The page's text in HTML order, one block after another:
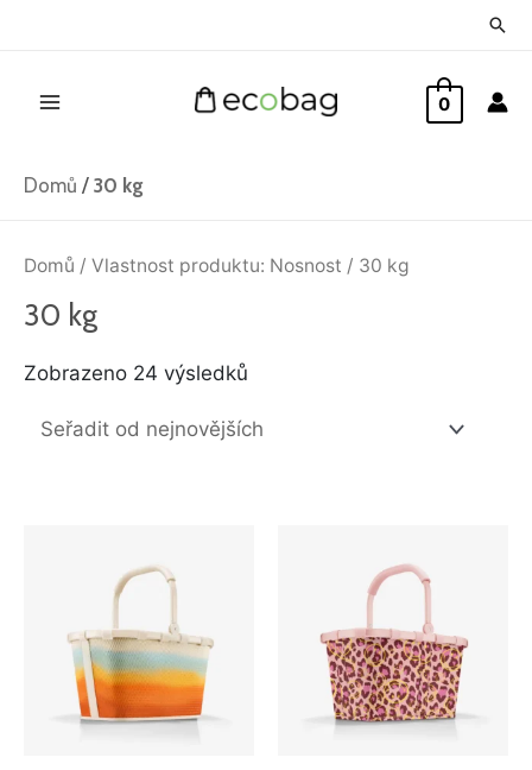
0
Domů / 30 kg
Domů / Vlastnost produktu: Nosnost / 30 kg
30 kg
Zobrazeno 24 výsledků
nejnovějších